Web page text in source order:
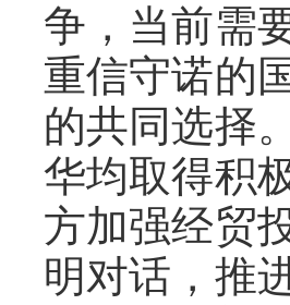
争，当前需
重信守诺的
的共同选择
华均取得积
方加强经贸
明对话，推